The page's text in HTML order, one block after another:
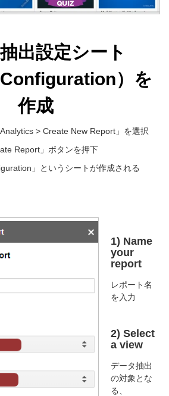
出設定シート
Configuration）を
作成
> Create New Report」を選択
Report」ボタンを押下
」というシートが作成される
1) Name
your
report
レポート名
を入力
2) Select
a view
データ抽出
の対象とな
る、